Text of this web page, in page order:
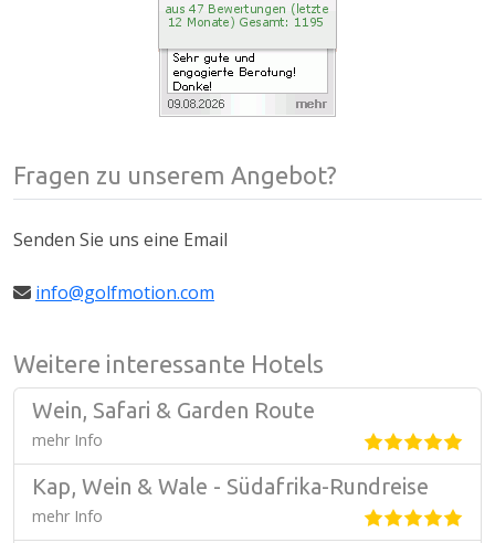
Fragen zu unserem Angebot?
Senden Sie uns eine Email
info@golfmotion.com
Weitere interessante Hotels
Wein, Safari & Garden Route
mehr Info
Kap, Wein & Wale - Südafrika-Rundreise
mehr Info